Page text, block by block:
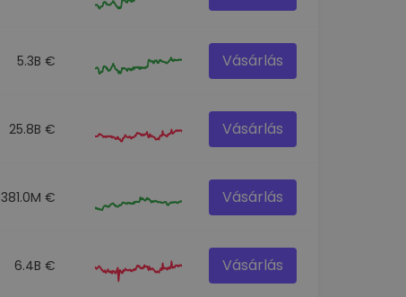
5.3B € Vásárlás
25.8B € Vásárlás
381.0M € Vásárlás
6.4B € Vásárlás